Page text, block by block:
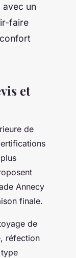
avec un
faire
et
de
Annecy
finale.
de
réfection